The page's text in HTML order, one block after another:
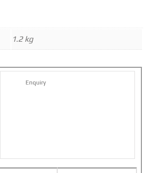
1.2 kg